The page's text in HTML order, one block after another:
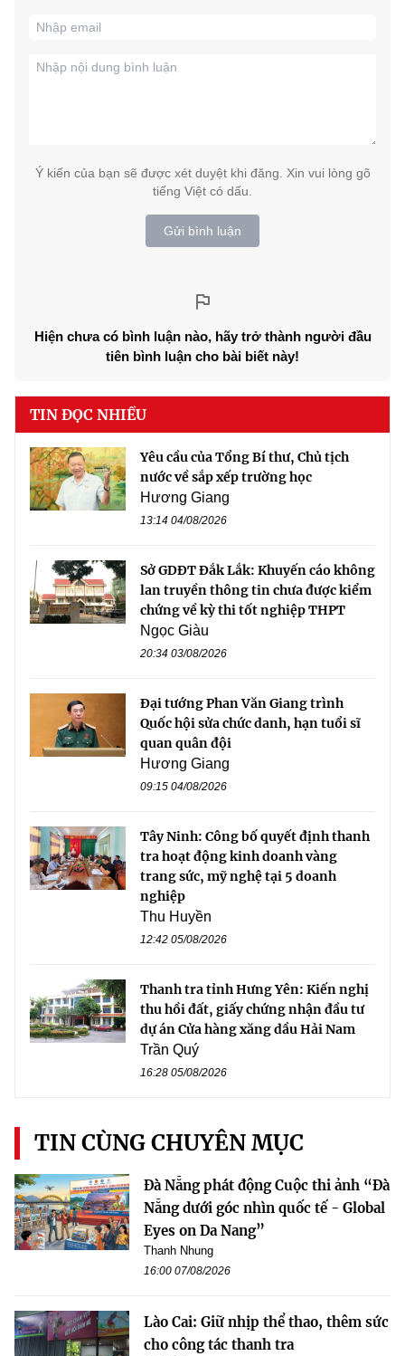
Ý kiến của bạn sẽ được xét duyệt khi đăng. Xin vui lòng gõ
tiếng Việt có dấu.
Gửi bình luận
Hiện chưa có bình luận nào, hãy trở thành người đầu
tiên bình luận cho bài biết này!
TIN ĐỌC NHIỀU
Yêu cầu của Tổng Bí thư, Chủ tịch
nước về sắp xếp trường học
Hương Giang
13:14 04/08/2026
Sở GDĐT Đắk Lắk: Khuyến cáo không
lan truyền thông tin chưa được kiểm
chứng về kỳ thi tốt nghiệp THPT
Ngọc Giàu
20:34 03/08/2026
Đại tướng Phan Văn Giang trình
Quốc hội sửa chức danh, hạn tuổi sĩ
quan quân đội
Hương Giang
09:15 04/08/2026
Tây Ninh: Công bố quyết định thanh
tra hoạt động kinh doanh vàng
trang sức, mỹ nghệ tại 5 doanh
nghiệp
Thu Huyền
12:42 05/08/2026
Thanh tra tỉnh Hưng Yên: Kiến nghị
thu hồi đất, giấy chứng nhận đầu tư
dự án Cửa hàng xăng dầu Hải Nam
Trần Quý
16:28 05/08/2026
TIN CÙNG CHUYÊN MỤC
Đà Nẵng phát động Cuộc thi ảnh “Đà
Nẵng dưới góc nhìn quốc tế - Global
Eyes on Da Nang”
Thanh Nhung
16:00 07/08/2026
Lào Cai: Giữ nhịp thể thao, thêm sức
cho công tác thanh tra